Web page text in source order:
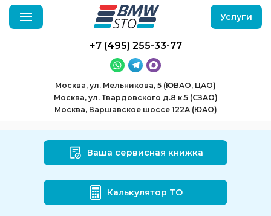
+7 (495) 255-33-77
Москва, ул. Мельникова, 5 (ЮВАО, ЦАО)
Москва, ул. Твардовского д.8 к.5 (СЗАО)
Москва, Варшавское шоссе 122А (ЮАО)
Услуги
Ваша сервисная книжка
Калькулятор ТО